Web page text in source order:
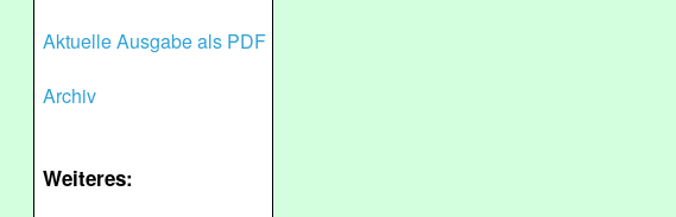
Aktuelle Ausgabe als PDF
Archiv
Weiteres: